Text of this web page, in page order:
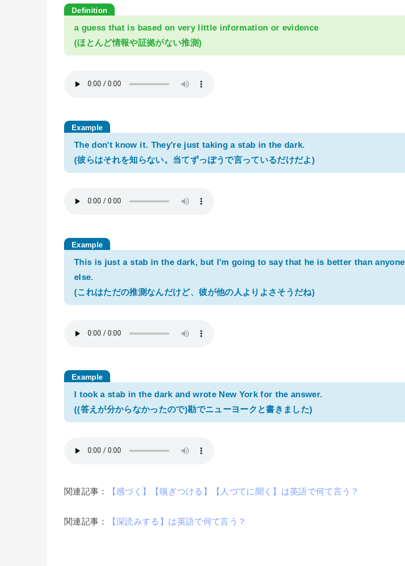
a guess that is based on very little information or evidence
(ほとんど情報や証拠がない推測)
The don't know it. They're just taking a stab in the dark.
(彼らはそれを知らない。当てずっぽうで言っているだけだよ)
This is just a stab in the dark, but I'm going to say that he is better than anyone
else.
(これはただの推測なんだけど、彼が他の人よりよさそうだね)
I took a stab in the dark and wrote New York for the answer.
((答えが分からなかったので)勘でニューヨークと書きました)
関連記事： 【感づく】【嗅ぎつける】【人づてに聞く】は英語で何て言う？
関連記事： 【深読みする】は英語で何て言う？